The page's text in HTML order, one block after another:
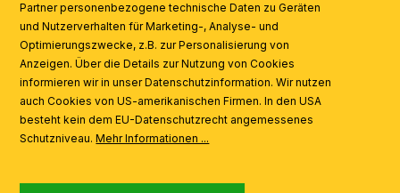
AI
Partner personenbezogene technische Daten zu Geräten
und Nutzerverhalten für Marketing-, Analyse- und
Optimierungszwecke, z.B. zur Personalisierung von
Anzeigen. Über die Details zur Nutzung von Cookies
informieren wir in unser Datenschutzinformation. Wir nutzen
auch Cookies von US-amerikanischen Firmen. In den USA
besteht kein dem EU-Datenschutzrecht angemessenes
Schutzniveau.Mehr Informationen ...